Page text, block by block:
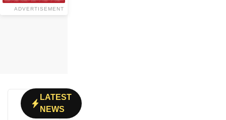
ADVERTISEMENT
LATEST
NEWS